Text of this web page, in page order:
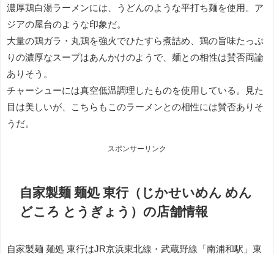
濃厚鶏白湯ラーメンには、うどんのような平打ち麺を使用。ア
ジアの屋台のような印象だ。
大量の鶏ガラ・丸鶏を強火でひたすら煮詰め、鶏の旨味たっぷ
りの濃厚なスープはあんかけのようで、麺との相性は賛否両論
ありそう。
チャーシューには真空低温調理したものを使用している。見た
目は美しいが、こちらもこのラーメンとの相性には賛否ありそ
うだ。
スポンサーリンク
自家製麺 麺処 東行（じかせいめん めん
どころ とうぎょう）の店舗情報
自家製麺 麺処 東行はJR京浜東北線・武蔵野線「南浦和駅」東